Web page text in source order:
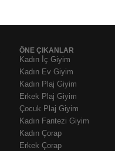
ÖNE ÇIKANLAR
Kadın İç Giyim
Kadın Ev Giyim
Kadın Plaj Giyim
Erkek Plaj Giyim
Çocuk Plaj Giyim
Kadın Fantezi Giyim
Kadın Çorap
Erkek Çorap